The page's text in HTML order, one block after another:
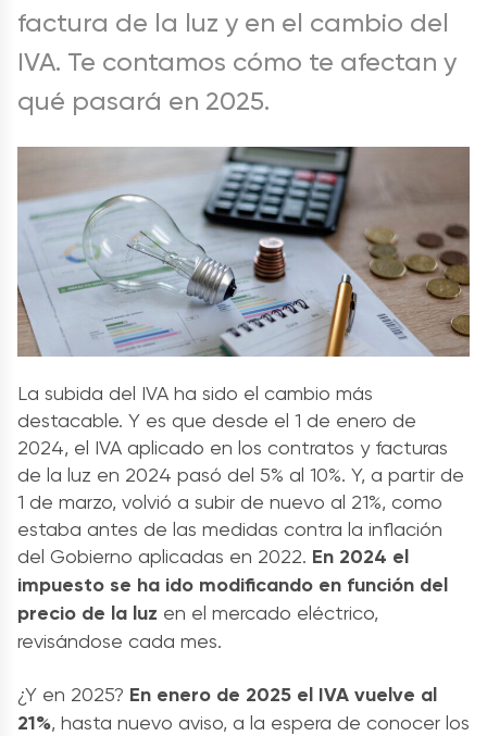
factura de la luz y en el cambio del
IVA. Te contamos cómo te afectan y
qué pasará en 2025.
La subida del IVA ha sido el cambio más
destacable. Y es que desde el 1 de enero de
2024, el IVA aplicado en los contratos y facturas
de la luz en 2024 pasó del 5% al 10%. Y, a partir de
1 de marzo, volvió a subir de nuevo al 21%, como
estaba antes de las medidas contra la inflación
del Gobierno aplicadas en 2022. En 2024 el
impuesto se ha ido modificando en función del
precio de la luz en el mercado eléctrico,
revisándose cada mes.
¿Y en 2025? En enero de 2025 el IVA vuelve al
21%, hasta nuevo aviso, a la espera de conocer los